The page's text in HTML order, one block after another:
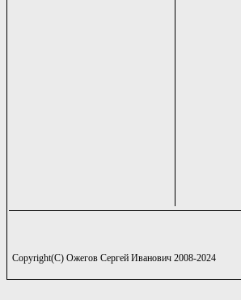
Copyright(C) Ожегов Сергей Иванович 2008-2024